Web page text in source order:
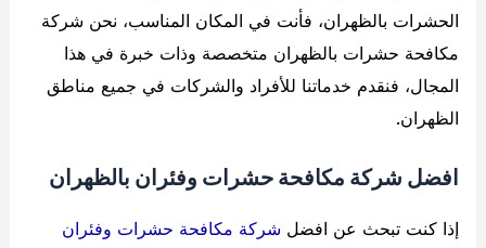
الحشرات بالظهران، فأنت في المكان المناسب، نحن شركة
مكافحة حشرات بالظهران متخصصة وذات خبرة في هذا
المجال، فنقدم خدماتنا للأفراد والشركات في جميع مناطق
الظهران.
افضل شركة مكافحة حشرات وفئران بالظهران
إذا كنت تبحث عن افضل شركة مكافحة حشرات وفئران